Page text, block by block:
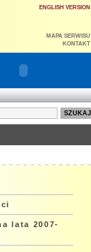
ENGLISH VERSION
MAPA SERWISU
KONTAKT
lata 2007-